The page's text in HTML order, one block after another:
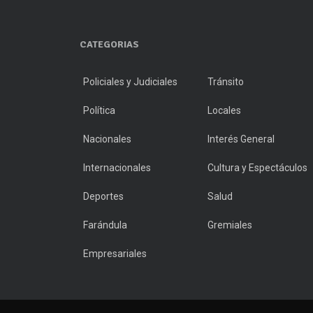
CATEGORIAS
Policiales y Judiciales Tránsito
Política Locales
Nacionales Interés General
Internacionales Cultura y Espectáculos
Deportes Salud
Farándula Gremiales
Empresariales